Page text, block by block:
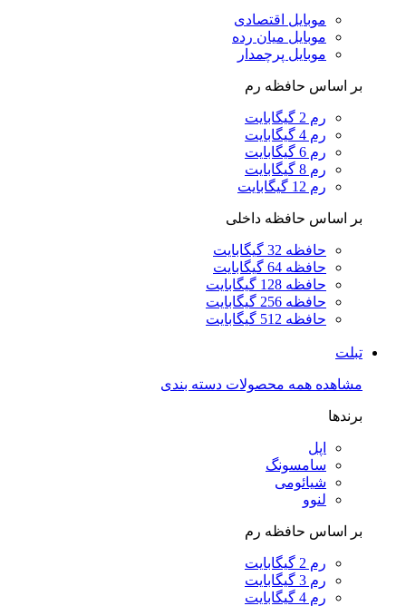
موبایل اقتصادی
موبایل میان رده
موبایل پرچمدار
بر اساس حافظه رم
رم 2 گیگابایت
رم 4 گیگابایت
رم 6 گیگابایت
رم 8 گیگابایت
رم 12 گیگابایت
بر اساس حافظه داخلی
حافظه 32 گیگابایت
حافظه 64 گیگابایت
حافظه 128 گیگابایت
حافظه 256 گیگابایت
حافظه 512 گیگابایت
تبلت
مشاهده همه محصولات دسته بندی
برندها
اپل
سامسونگ
شیائومی
لنوو
بر اساس حافظه رم
رم 2 گیگابایت
رم 3 گیگابایت
رم 4 گیگابایت